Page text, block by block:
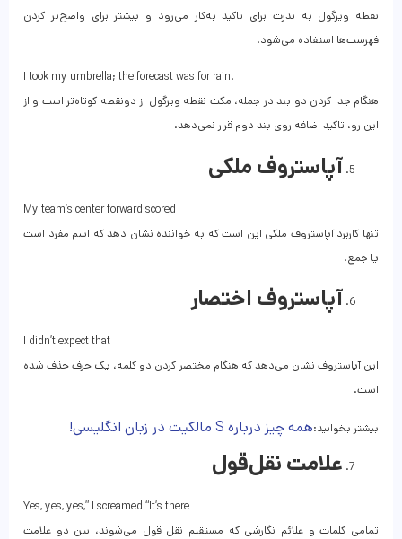
نقطه ویرگول به ندرت برای تاکید به‌کار می‌رود و بیشتر برای واضح‌تر کردن
فهرست‌ها استفاده می‌شود.
I took my umbrella; the forecast was for rain.
هنگام جدا کردن دو بند در جمله، مکث نقطه ویرگول از دونقطه کوتاه‌تر است و از
این رو، تاکید اضافه روی بند دوم قرار نمی‌دهد.
آپاستروف ملکی
My team’s center forward scored
تنها کاربرد آپاستروف ملکی این است که به خواننده نشان دهد که اسم مفرد است
یا جمع.
آپاستروف اختصار
I didn’t expect that
این آپاستروف نشان می‎‌دهد که هنگام مختصر کردن دو کلمه، یک حرف حذف شده‌
است.
بیشتر بخوانید:همه چیز درباره S مالکیت در زبان انگلیسی!
علامت نقل‌قول
Yes, yes, yes,” I screamed “It’s there
تمامی کلمات و علائم نگارشی که مستقیم نقل قول می‌شوند، بین دو علامت